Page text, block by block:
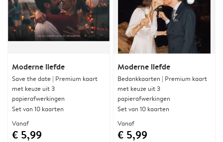
Moderne liefde
Save the date | Premium kaart
met keuze uit 3
papierafwerkingen
Set van 10 kaarten
Vanaf
€ 5,99
Moderne liefde
Bedankkaarten | Premium kaart
met keuze uit 3
papierafwerkingen
Set van 10 kaarten
Vanaf
€ 5,99